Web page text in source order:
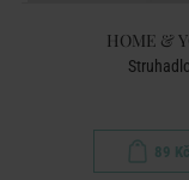
HOME &
Struhadlo
89 Kč